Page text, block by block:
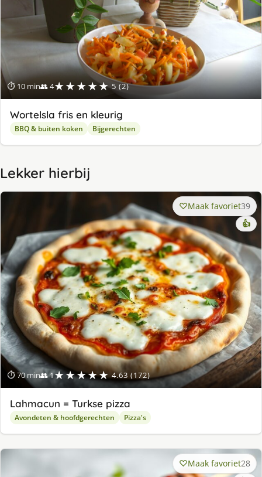
⏱ 10 min👥 4★★★★★ 5 (2)
Wortelsla fris en kleurig
BBQ & buiten koken Bijgerechten
Lekker hierbij
⏱ 70 min👥 1★★★★★ 4.63 (172)
Maak favoriet39
👍
Lahmacun = Turkse pizza
Avondeten & hoofdgerechten Pizza's
Maak favoriet28